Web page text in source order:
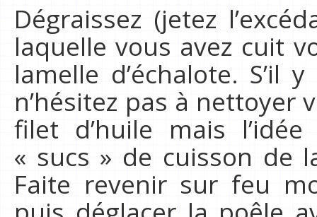
Dégraissez (jetez
laquelle vous avez cuit
lamelle d’échalote.
n’hésitez pas à
filet d’huile mais
« sucs » de cuisson de
Faite revenir sur feu